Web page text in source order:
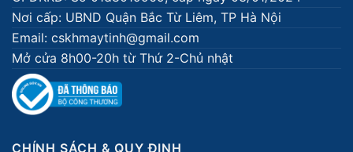
Nơi cấp: UBND Quận Bắc Từ Liêm, TP Hà Nội
Email: cskhmaytinh@gmail.com
Mở cửa 8h00-20h từ Thứ 2-Chủ nhật
CHÍNH SÁCH & QUY ĐỊNH